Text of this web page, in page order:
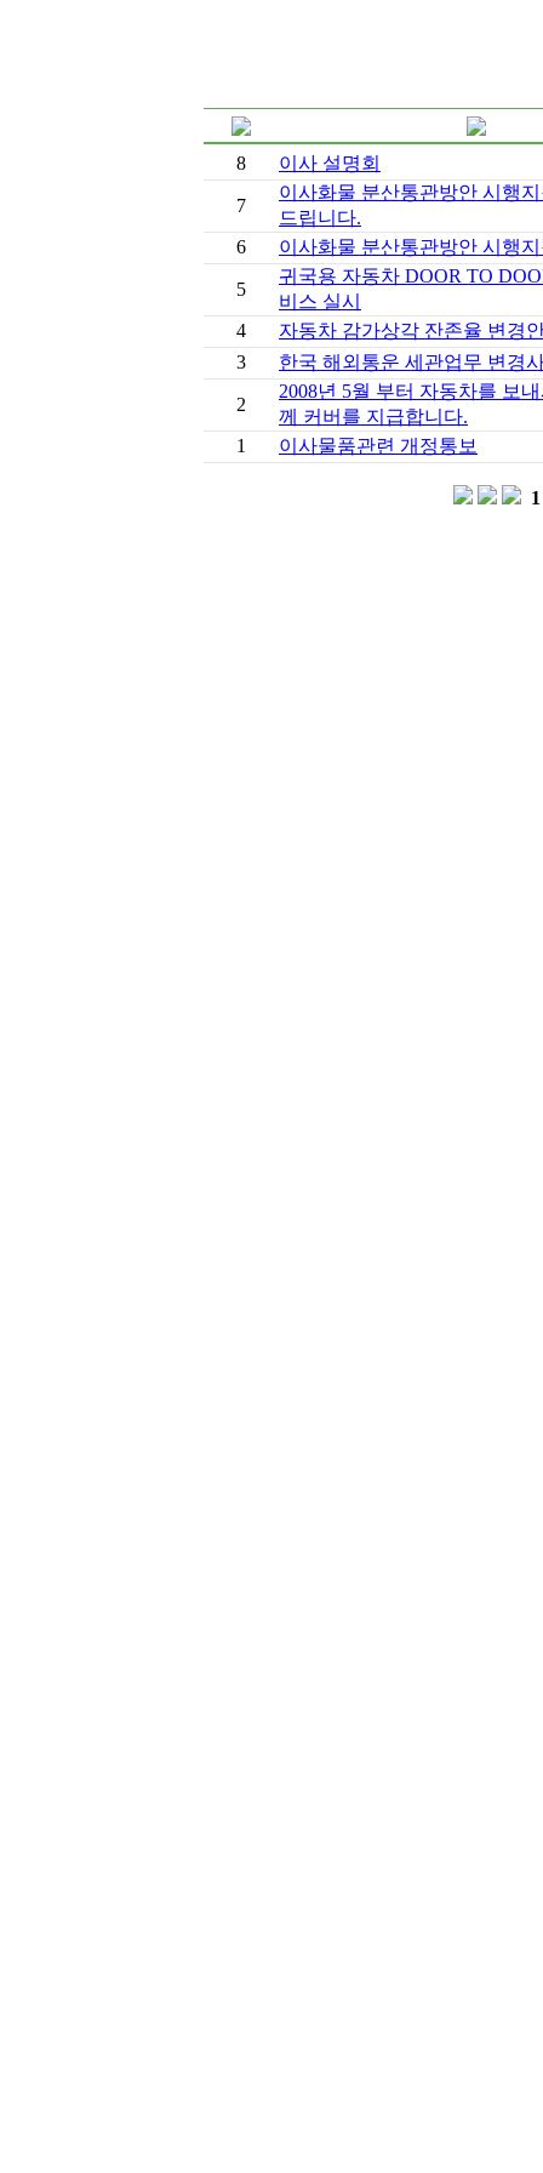
8 이사 설명회
7
이사화물 분산통관방안 시행
드립니다.
6
이사화물 분산통관방안 시행
5
귀국용 자동차 DOOR TO
비스 실시
4
자동차 감가상각 잔존율 변경
3
한국 해외통운 세관업무 변경
2
2008년 5월 부터 자동차를 보
께 커버를 지급합니다.
1
이사물품관련 개정통보
1